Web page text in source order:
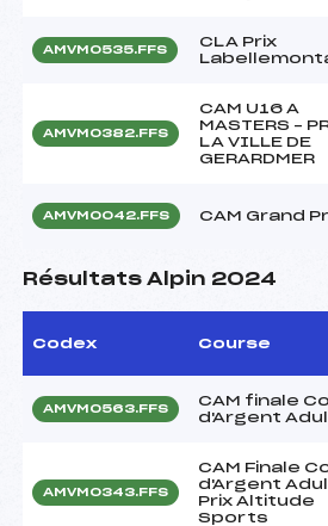
AMVM0535.FFS
CLA Prix
AMVM0382.FFS
CAM U16 A
MASTERS –
LA VILLE DE
GERARDMER
AMVM0042.FFS CAM Grand
Résultats Alpin 2024
Codex Course
AMVM0563.FFS
CAM finale
d'Argent
AMVM0343.FFS
CAM Finale
d'Argent
Prix Altitude
Sports